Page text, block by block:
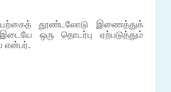
தூண்டலோடு இணைத்துக்
ஒரு தொடர்பு ஏற்படுத்தும்
என்பர்.